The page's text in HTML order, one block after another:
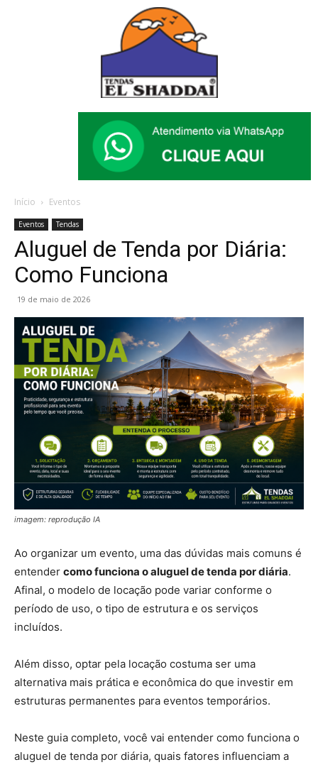
Início Eventos
Eventos Tendas
Aluguel de Tenda por Diária:
Como Funciona
19 de maio de 2026
imagem: reprodução IA
Ao organizar um evento, uma das dúvidas mais comuns é
entender como funciona o aluguel de tenda por diária.
Afinal, o modelo de locação pode variar conforme o
período de uso, o tipo de estrutura e os serviços
incluídos.
Além disso, optar pela locação costuma ser uma
alternativa mais prática e econômica do que investir em
estruturas permanentes para eventos temporários.
Neste guia completo, você vai entender como funciona o
aluguel de tenda por diária, quais fatores influenciam a